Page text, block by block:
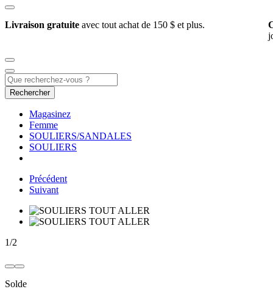
Livraison gratuite avec tout achat de 150 $ et plus.
Rechercher
Magasinez
Femme
SOULIERS/SANDALES
SOULIERS
Précédent
Suivant
1/2
Solde